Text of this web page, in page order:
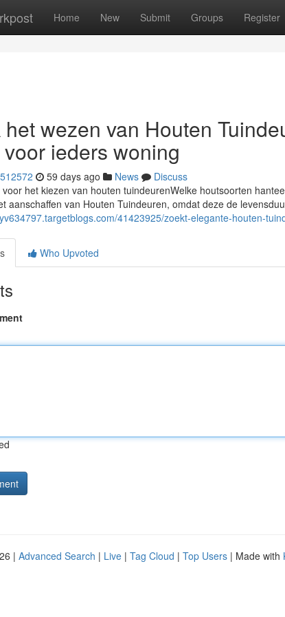
Home New Submit Groups Register
wezen van Houten
ieders woning
59 days ago News
Discuss
voor het kiezen van houten tuindeurenWelke houtsoorten
aanschaffen van Houten Tuindeuren, omdat deze de
41423925/zoekt-elegante-houten-
Who Upvoted
| Advanced Search | Live | Tag Cloud | Top Users | Made with